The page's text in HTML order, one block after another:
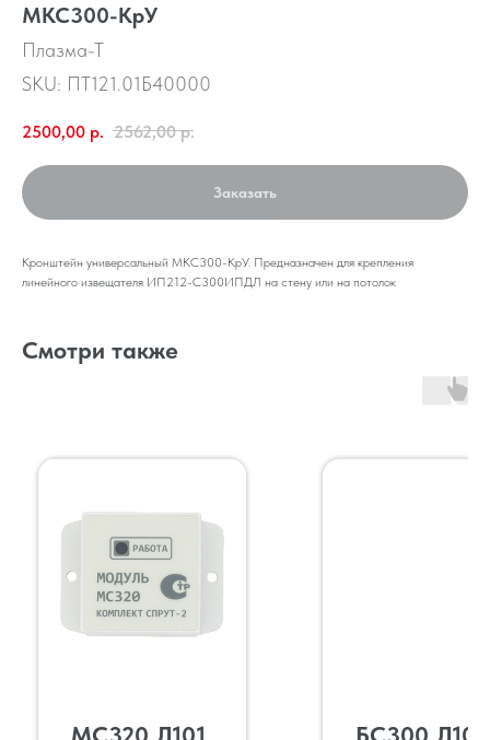
МКС300-КрУ
Плазма-Т
SKU: ПТ121.01Б40000
2500,00 р. 2562,00 р.
Заказать
Кронштейн универсальный МКС300-КрУ. Предназначен для крепления
линейного извещателя ИП212-С300ИПДЛ на стену или на потолок
Смотри также